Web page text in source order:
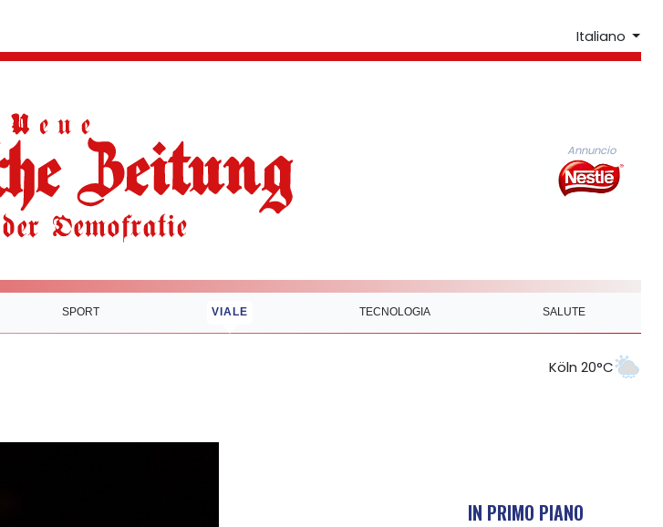
Italiano
Annuncio
SPORT VIALE TECNOLOGIA SALUTE
Köln 20°C
IN PRIMO PIANO